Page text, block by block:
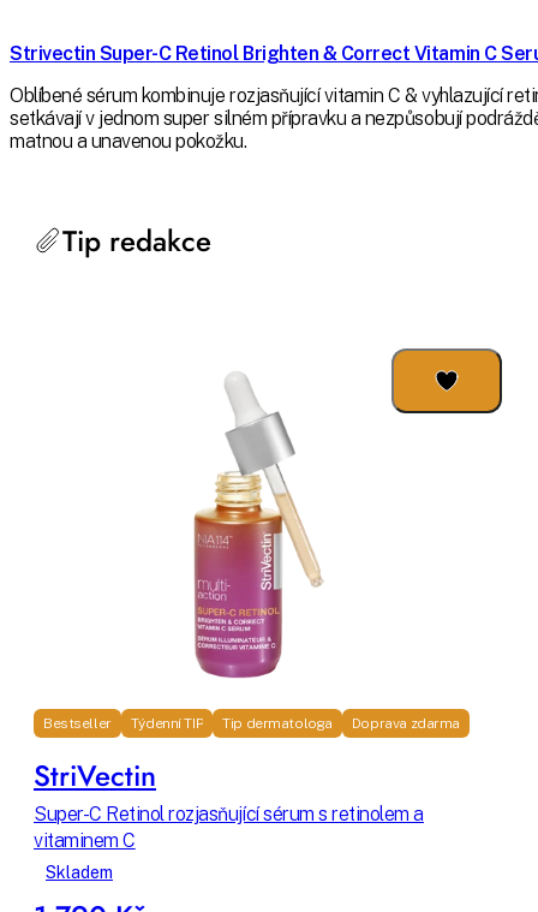
Strivectin Super-C Retinol Brighten & Correct Vitamin C
Oblíbené sérum kombinuje rozjasňující vitamin C & vyhlazující
setkávají v jednom super silném přípravku a nezpůsobují
matnou a unavenou pokožku.
Tip redakce
Bestseller Týdenní TIP Tip dermatologa Doprava zdarma
StriVectin
Super-C Retinol rozjasňující sérum s retinolem a
vitaminem C
Skladem